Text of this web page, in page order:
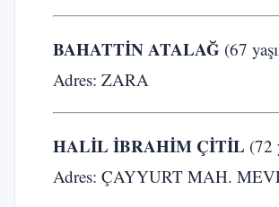
BAHATTİN ATALAĞ (67
Adres: ZARA
HALİL İBRAHİM ÇİTİL (72
Adres: ÇAYYURT MAH.